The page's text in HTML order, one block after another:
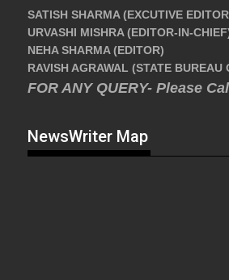
SATISH SHARMA (EXCUTIVE
URVASHI MISHRA (EDITOR-IN-
NEHA SHARMA (EDITOR)
RAVISH AGRAWAL (STATE BUREAU
FOR ANY QUERY- Please
NewsWriter Map